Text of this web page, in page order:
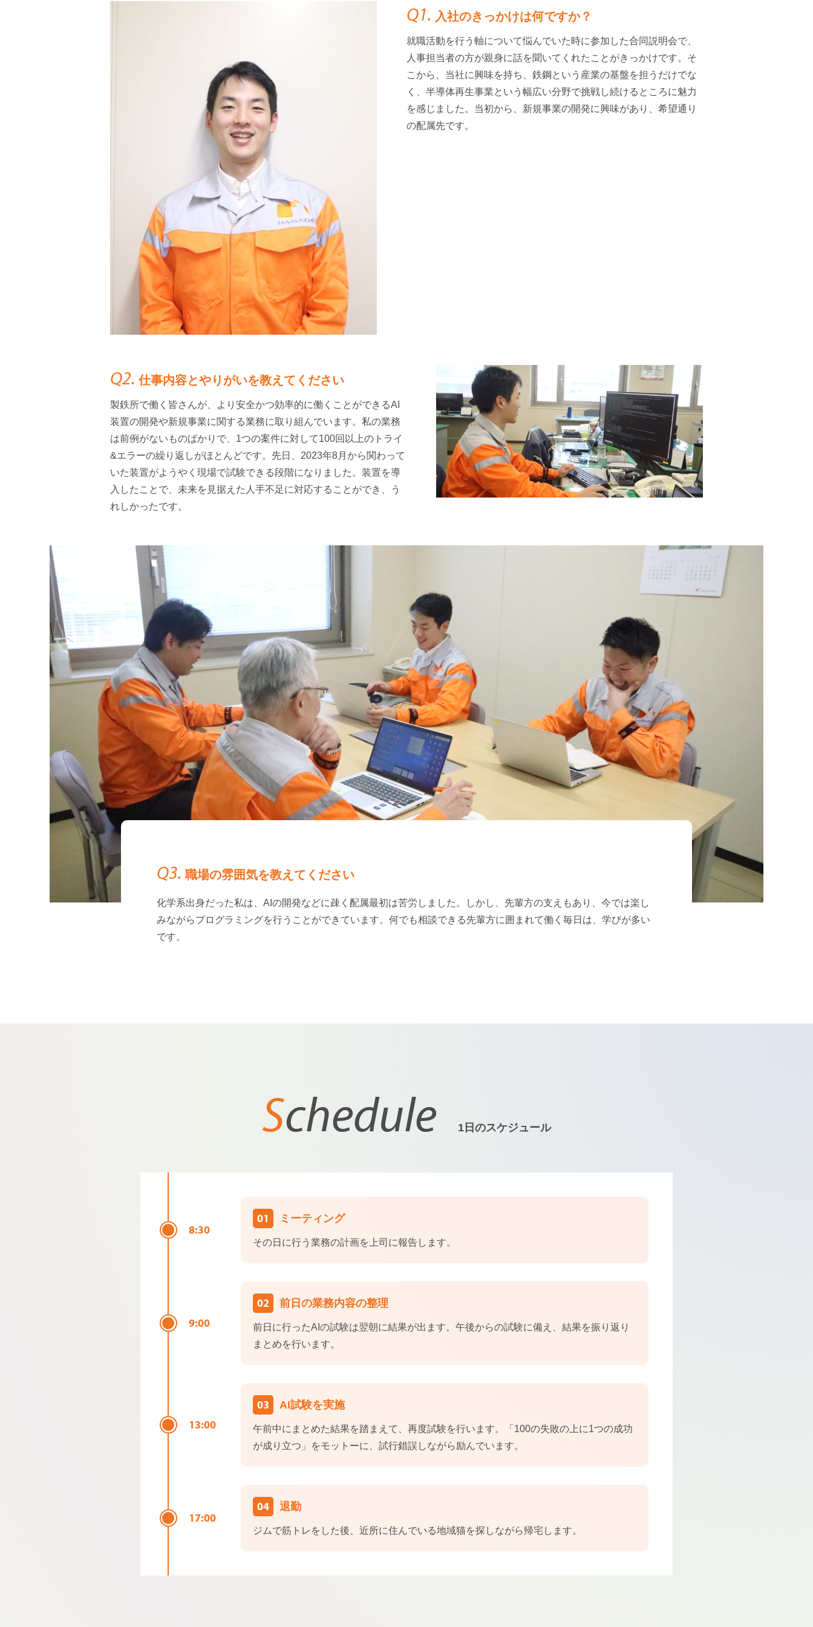
Q1. 入社のきっかけは何ですか？
就職活動を行う軸について悩んでいた時に参加した合同説明会で、
人事担当者の方が親身に話を聞いてくれたことがきっかけです。そ
こから、当社に興味を持ち、鉄鋼という産業の基盤を担うだけでな
く、半導体再生事業という幅広い分野で挑戦し続けるところに魅力
を感じました。当初から、新規事業の開発に興味があり、希望通り
の配属先です。
Q2. 仕事内容とやりがいを教えてください
製鉄所で働く皆さんが、より安全かつ効率的に働くことができるAI
装置の開発や新規事業に関する業務に取り組んでいます。私の業務
は前例がないものばかりで、1つの案件に対して100回以上のトライ
&エラーの繰り返しがほとんどです。先日、2023年8月から関わって
いた装置がようやく現場で試験できる段階になりました。装置を導
入したことで、未来を見据えた人手不足に対応することができ、う
れしかったです。
Q3. 職場の雰囲気を教えてください
化学系出身だった私は、AIの開発などに疎く配属最初は苦労しました。しかし、先輩方の支えもあり、今では楽し
みながらプログラミングを行うことができています。何でも相談できる先輩方に囲まれて働く毎日は、学びが多い
です。
Schedule 1日のスケジュール
8:30
01 ミーティング
その日に行う業務の計画を上司に報告します。
9:00
02 前日の業務内容の整理
前日に行ったAIの試験は翌朝に結果が出ます。午後からの試験に備え、結果を振り返り
まとめを行います。
13:00
03 AI試験を実施
午前中にまとめた結果を踏まえて、再度試験を行います。「100の失敗の上に1つの成功
が成り立つ」をモットーに、試行錯誤しながら励んでいます。
17:00
04 退勤
ジムで筋トレをした後、近所に住んでいる地域猫を探しながら帰宅します。